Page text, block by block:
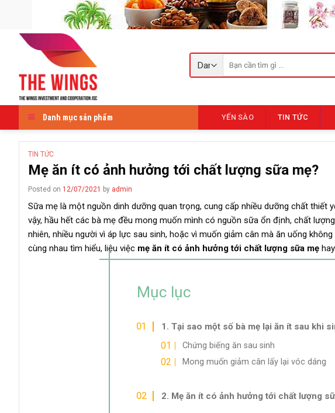
content
Tìm
kiếm:
Danh mục sản phẩm YẾN SÀO TIN TỨC
TIN TỨC
Mẹ ăn ít có ảnh hưởng tới chất lượng sữa mẹ?
Posted on 12/07/2021 by admin
Sữa mẹ là một nguồn dinh dưỡng quan trọng, cung cấp nhiều dưỡng chất thiết
vậy, hầu hết các bà mẹ đều mong muốn mình có nguồn sữa ổn định, chất
nhiên, nhiều người vì áp lực sau sinh, hoặc vì muốn giảm cân mà ăn uống
cùng nhau tìm hiểu, liệu việc mẹ ăn ít có ảnh hưởng tới chất lượng sữa mẹ
Mục lục
1. Tại sao một số bà mẹ lại ăn ít sau khi
Chứng biếng ăn sau sinh
Mong muốn giảm cân lấy lại vóc dáng
2. Mẹ ăn ít có ảnh hưởng tới chất lượng